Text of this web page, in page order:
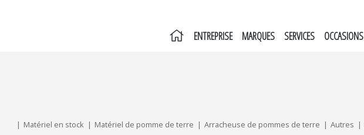
ENTREPRISE MARQUES SERVICES OCCASIONS
Matériel en stock Matériel de pomme de terre Arracheuse de pommes de terre Autres